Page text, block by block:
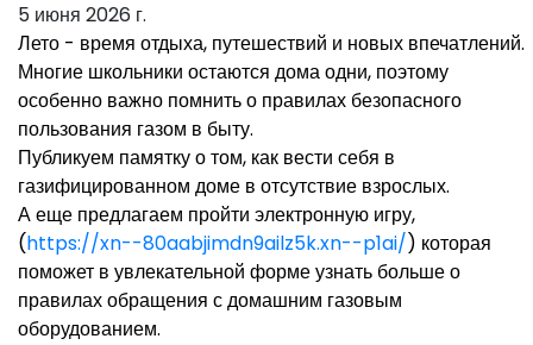
5 июня 2026 г.
Лето - время отдыха, путешествий и новых впечатлений.
Многие школьники остаются дома одни, поэтому
особенно важно помнить о правилах безопасного
пользования газом в быту.
Публикуем памятку о том, как вести себя в
газифицированном доме в отсутствие взрослых.
А еще предлагаем пройти электронную игру,
(https://xn--80aabjimdn9ailz5k.xn--p1ai/) которая
поможет в увлекательной форме узнать больше о
правилах обращения с домашним газовым
оборудованием.